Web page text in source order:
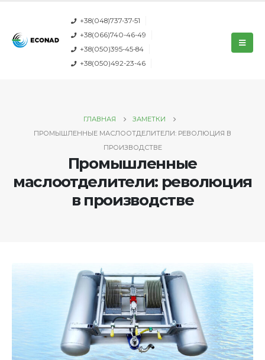
+38(048)737-37-51
+38(066)740-46-49
+38(050)395-45-84
+38(050)492-23-46
ГЛАВНАЯ
ЗАМЕТКИ
ПРОМЫШЛЕННЫЕ МАСЛООТДЕЛИТЕЛИ: РЕВОЛЮЦИЯ В
ПРОИЗВОДСТВЕ
Промышленные
маслоотделители: революция
в производстве